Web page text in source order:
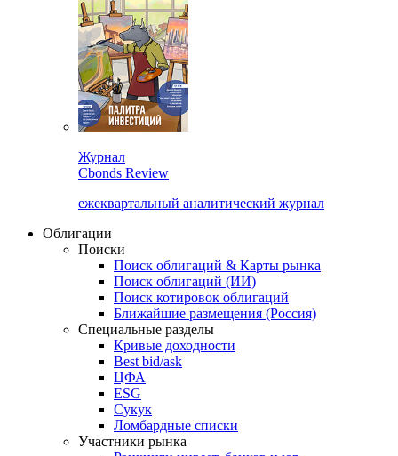
Журнал
Cbonds Review
ежеквартальный аналитический журнал
Облигации
Поиски
Поиск облигаций & Карты рынка
Поиск облигаций (ИИ)
Поиск котировок облигаций
Ближайшие размещения (Россия)
Специальные разделы
Кривые доходности
Best bid/ask
ЦФА
ESG
Сукук
Ломбардные списки
Участники рынка